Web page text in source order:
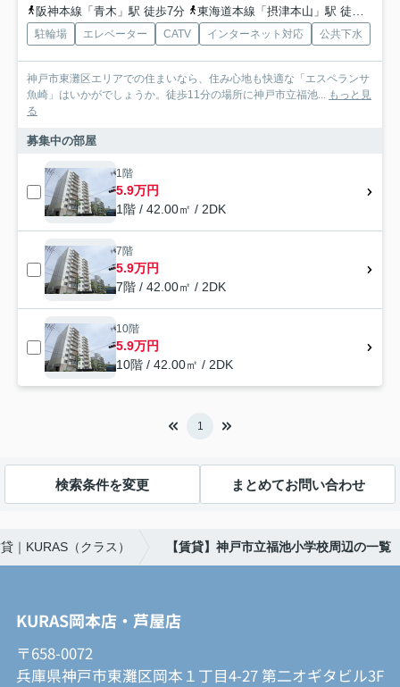
阪神本線「青木」駅 徒歩7分
東海道本線「摂津本山」駅 徒歩20分
駐輪場 エレベーター CATV インターネット対応 公共下水
神戸市東灘区エリアでの住まいなら、住み心地も快適な「エスペランサ
魚崎」はいかがでしょうか。徒歩11分の場所に神戸市立福池... もっと見
る
募集中の部屋
1階
5.9万円
1階 / 42.00㎡ / 2DK
7階
5.9万円
7階 / 42.00㎡ / 2DK
10階
5.9万円
10階 / 42.00㎡ / 2DK
1
検索条件を変更 まとめてお問い合わせ
｜KURAS（クラス） 【賃貸】神戸市立福池小学校周辺の一覧
KURAS岡本店・芦屋店
〒658-0072
兵庫県神戸市東灘区岡本１丁目4-27 第二オギタビル3F